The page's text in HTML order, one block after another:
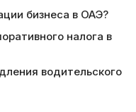
бизнеса в ОАЭ?
налога в
водительского